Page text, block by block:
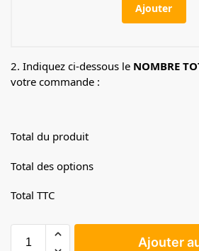
Ajouter
2. Indiquez ci-dessous le NOMBRE
votre commande :
Total du produit
Total des options
Total TTC
Ajouter